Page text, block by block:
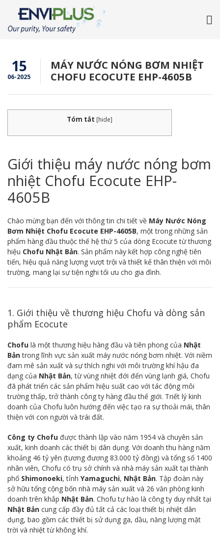
15
06-2025
MÁY NƯỚC NÓNG BƠM NHIỆT
CHOFU ECOCUTE EHP-4605B
Tóm tắt [hide]
Giới thiệu máy nước nóng bơm
nhiệt Chofu Ecocute EHP-
4605B
Chào mừng bạn đến với thông tin chi tiết về Máy Nước Nóng
Bơm Nhiệt Chofu Ecocute EHP-4605B, một trong những sản
phẩm hàng đầu thuộc thế hệ thứ 5 của dòng Ecocute từ thương
hiệu Chofu Nhật Bản. Sản phẩm này kết hợp công nghệ tiên
tiến, hiệu quả năng lượng vượt trội và thiết kế thân thiện với môi
trường, mang lại sự tiện nghi tối ưu cho gia đình.
1. Giới thiệu về thương hiệu Chofu và dòng sản
phẩm Ecocute
Chofu là một thương hiệu hàng đầu và tiên phong của Nhật
Bảntrong lĩnh vực sản xuất máy nước nóng bơm nhiệt. Với niềm
đam mê sản xuất và sự thích nghi với môi trường khí hậu đa
dạng của Nhật Bản, từ vùng nhiệt đới đến vùng lạnh giá, Chofu
đã phát triển các sản phẩm hiệu suất cao với tác động môi
trường thấp, trở thành công ty hàng đầu thế giới. Triết lý kinh
doanh của Chofu luôn hướng đến việc tạo ra sự thoải mái, thân
thiện với con người và trái đất.
Công ty Chofu được thành lập vào năm 1954 và chuyên sản
xuất, kinh doanh các thiết bị dân dụng. Với doanh thu hàng năm
khoảng 46 tỷ yên (tương đương 83.000 tỷ đồng) và tổng số 1400
nhân viên, Chofu có trụ sở chính và nhà máy sản xuất tại thành
phố Shimonoeki, tỉnh Yamaguchi, Nhật Bản. Tập đoàn này
sở hữu tổng cộng bốn nhà máy sản xuất và 26 văn phòng kinh
doanh trên khắp Nhật Bản. Chofu tự hào là công ty duy nhất tại
Nhật Bản cung cấp đầy đủ tất cả các loại thiết bị nhiệt dân
dụng, bao gồm các thiết bị sử dụng ga, dầu, năng lượng mặt
trời và nhiệt từ không khí.